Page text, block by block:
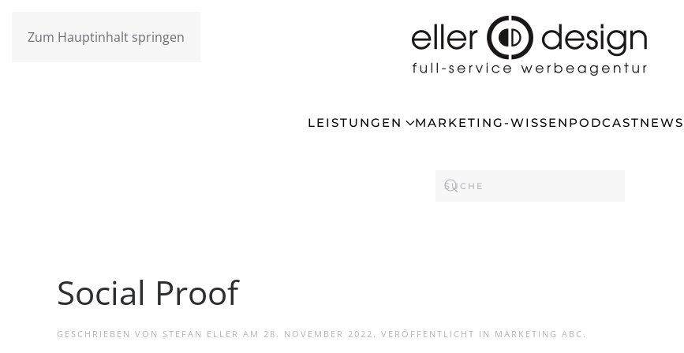
Zum Hauptinhalt springen
LEISTUNGEN MARKETING-WISSEN PODCASTNEWS
Social Proof
GESCHRIEBEN VON STEFAN ELLER AM 28. NOVEMBER 2022 . VERÖFFENTLICHT IN MARKETING ABC .